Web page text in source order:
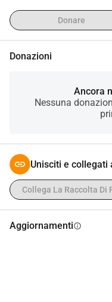
Donare
Donazioni
Ancora
Nessuna
Unisciti e collegati
Collega La Raccolta Di
Aggiornamentiinfo